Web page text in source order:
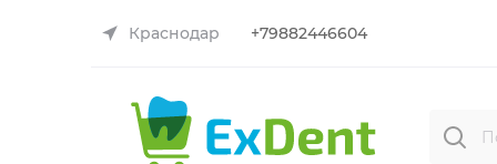
Краснодар +79882446604